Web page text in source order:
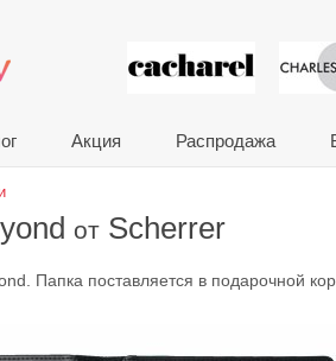
VIP
Акция Распродажа
от Scherrer
Папка поставляется в подарочной